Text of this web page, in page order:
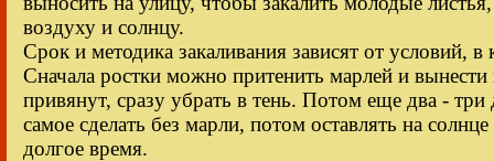
воздуху и солнцу.
Срок и методика закаливания зависят от условий,
Сначала ростки можно притенить марлей и вынести
привянут, сразу убрать в тень. Потом еще два -
самое сделать без марли, потом оставлять на
долгое время.